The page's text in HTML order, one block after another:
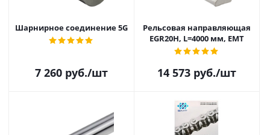
Шарнирное соединение 5G
7 260 руб./шт
Рельсовая направляющая
EGR20H, L=4000 мм, EMT
14 573 руб./шт